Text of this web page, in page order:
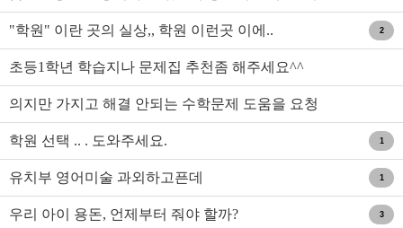
벤트 하네요
"학원" 이란 곳의 실상,, 학원 이런곳 이에.. 2
초등1학년 학습지나 문제집 추천좀 해주세요^^
의지만 가지고 해결 안되는 수학문제 도움을 요청
하는 고2 아..
학원 선택 .. . 도와주세요. 1
유치부 영어미술 과외하고픈데 1
우리 아이 용돈, 언제부터 줘야 할까? 3